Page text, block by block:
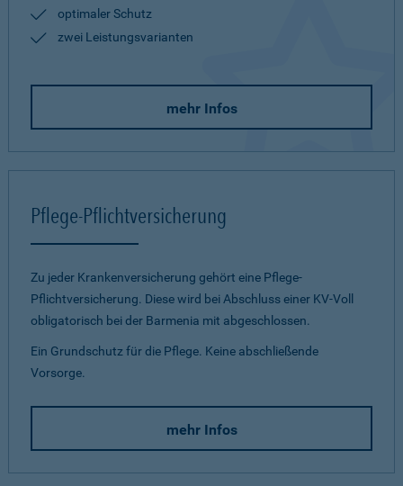
optimaler Schutz
zwei Leistungsvarianten
mehr Infos
Pflege-Pflichtversicherung
Zu jeder Krankenversicherung gehört eine Pflege-
Pflichtversicherung. Diese wird bei Abschluss einer KV-Voll
obligatorisch bei der Barmenia mit abgeschlossen.
Ein Grundschutz für die Pflege. Keine abschließende
Vorsorge.
mehr Infos